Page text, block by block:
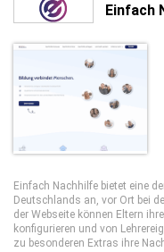
Einfach
Einfach Nachhilfe bietet eine
Deutschlands an, vor Ort bei
der Webseite können Eltern
konfigurieren und von
zu besonderen Extras ihre